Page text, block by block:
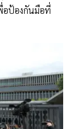
อป้องกันมือที่